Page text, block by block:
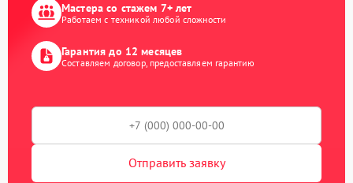
Мастера со стажем 7+ лет
Работаем с техникой любой сложности
Гарантия до 12 месяцев
Составляем договор, предоставляем гарантию
Отправить заявку